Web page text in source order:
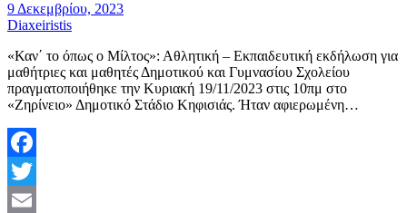
9 Δεκεμβρίου, 2023
Diaxeiristis
«Καν΄ το όπως ο Μίλτος»: Αθλητική – Εκπαιδευτική εκδήλωση για
μαθήτριες και μαθητές Δημοτικού και Γυμνασίου Σχολείου
πραγματοποιήθηκε την Κυριακή 19/11/2023 στις 10πμ στο
«Ζηρίνειο» Δημοτικό Στάδιο Κηφισιάς. Ήταν αφιερωμένη…
Facebook
Twitter